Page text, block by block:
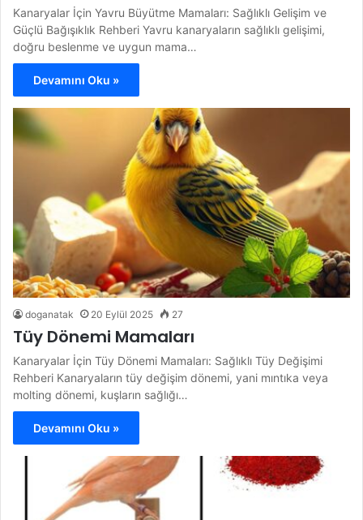
Kanaryalar İçin Yavru Büyütme Mamaları: Sağlıklı Gelişim ve
Güçlü Bağışıklık Rehberi Yavru kanaryaların sağlıklı gelişimi,
doğru beslenme ve uygun mama…
Devamını Oku »
doganatak 20 Eylül 2025 27
Tüy Dönemi Mamaları
Kanaryalar İçin Tüy Dönemi Mamaları: Sağlıklı Tüy Değişimi
Rehberi Kanaryaların tüy değişim dönemi, yani mıntıka veya
molting dönemi, kuşların sağlığı…
Devamını Oku »